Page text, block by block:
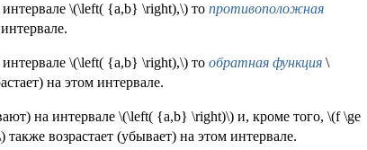
\(\left( {a,b} \right),\) то противоположная
\(\left( {a,b} \right),\) то обратная функция \
на этом интервале.
на интервале \(\left( {a,b} \right)\) и, кроме того, \(f \ge
также возрастает (убывает) на этом интервале.